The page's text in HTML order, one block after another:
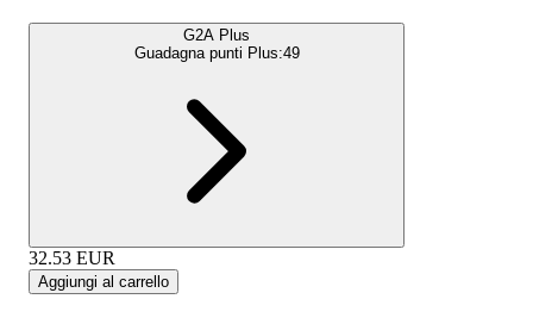
G2A Plus
Guadagna punti Plus:49
32.53 EUR
Aggiungi al carrello